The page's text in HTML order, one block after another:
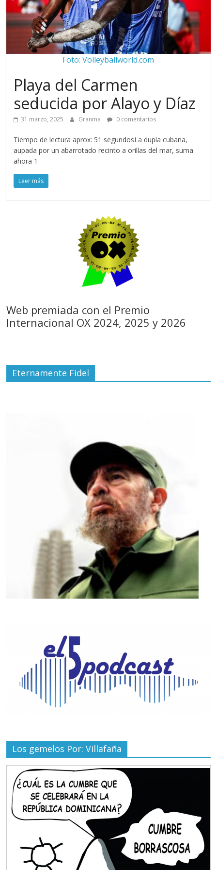
Foto: Volleyballworld.com
Playa del Carmen
seducida por Alayo y Díaz
31 marzo, 2025 Granma 0 comentarios
Tiempo de lectura aprox: 51 segundosLa dupla cubana,
aupada por un abarrotado recinto a orillas del mar, suma
ahora 1
Leer más
Web premiada con el Premio
Internacional OX 2024, 2025 y 2026
Eternamente Fidel
Los gemelos Por: Villafaña